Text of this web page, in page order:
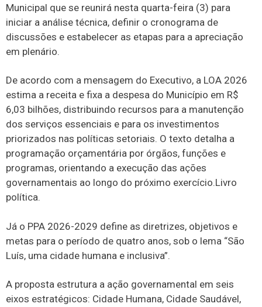
Municipal que se reunirá nesta quarta-feira (3) para
iniciar a análise técnica, definir o cronograma de
discussões e estabelecer as etapas para a apreciação
em plenário.
De acordo com a mensagem do Executivo, a LOA 2026
estima a receita e fixa a despesa do Município em R$
6,03 bilhões, distribuindo recursos para a manutenção
dos serviços essenciais e para os investimentos
priorizados nas políticas setoriais. O texto detalha a
programação orçamentária por órgãos, funções e
programas, orientando a execução das ações
governamentais ao longo do próximo exercício.Livro
política.
Já o PPA 2026-2029 define as diretrizes, objetivos e
metas para o período de quatro anos, sob o lema “São
Luís, uma cidade humana e inclusiva”.
A proposta estrutura a ação governamental em seis
eixos estratégicos: Cidade Humana, Cidade Saudável,